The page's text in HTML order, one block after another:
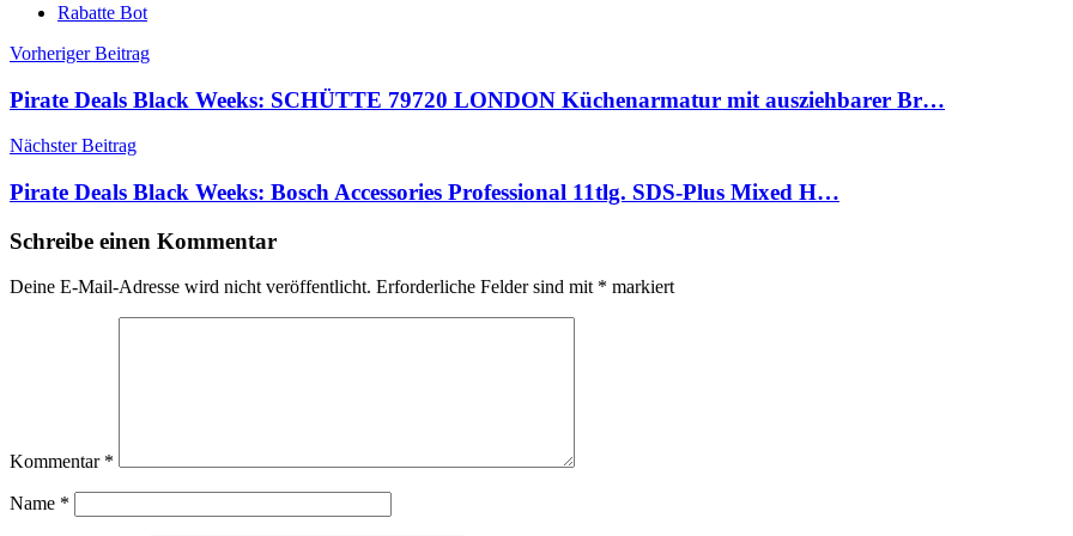
Rabatte Bot
Beitragsnavigation
Vorheriger Beitrag
Pirate Deals Black Weeks: SCHÜTTE 79720 LONDON Küchenarmatur mit ausziehbarer Br…
Nächster Beitrag
Pirate Deals Black Weeks: Bosch Accessories Professional 11tlg. SDS-Plus Mixed H…
Schreibe einen Kommentar
Deine E-Mail-Adresse wird nicht veröffentlicht. Erforderliche Felder sind mit * markiert
Kommentar *
Name *